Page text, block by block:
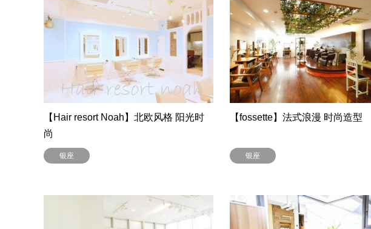
【Hair resort Noah】北欧风格 阳光时
尚
银座
【fossette】法式浪漫 时尚造型
银座